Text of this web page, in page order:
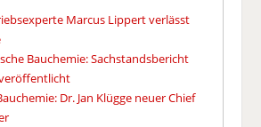
Marcus Lippert verlässt
Bauchemie: Sachstandsbericht
Dr. Jan Klügge neuer Chief